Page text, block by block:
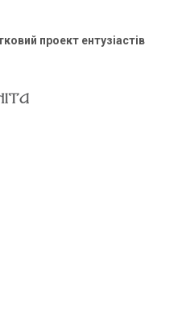
проект ентузіастів